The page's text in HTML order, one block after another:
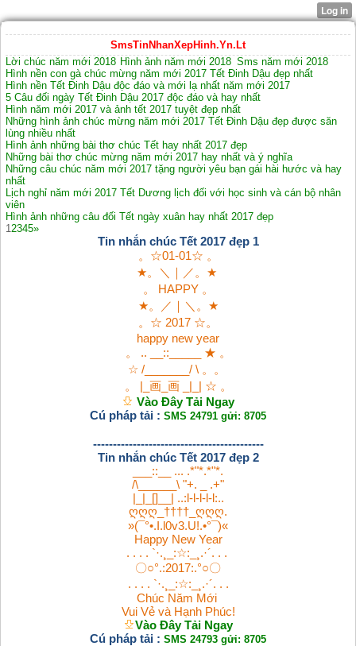
SmsTinNhanXepHinh.Yn.Lt
Lời chúc năm mới 2018 Hình ảnh năm mới 2018 Sms năm mới 2018
Hình nền con gà chúc mừng năm mới 2017 Tết Đinh Dậu đẹp nhất
Hình nền Tết Đinh Dậu độc đáo và mới lạ nhất năm mới 2017
5 Câu đối ngày Tết Đinh Dậu 2017 độc đáo và hay nhất
Hình năm mới 2017 và ảnh tết 2017 tuyệt đẹp nhất
Những hình ảnh chúc mừng năm mới 2017 Tết Đinh Dậu đẹp được săn
lùng nhiều nhất
Hình ảnh những bài thơ chúc Tết hay nhất 2017 đẹp
Những bài thơ chúc mừng năm mới 2017 hay nhất và ý nghĩa
Những câu chúc năm mới 2017 tặng người yêu bạn gái hài hước và hay
nhất
Lịch nghỉ năm mới 2017 Tết Dương lịch đối với học sinh và cán bộ nhân
viên
Hình ảnh những câu đối Tết ngày xuân hay nhất 2017 đẹp
12345»
Tin nhắn chúc Tết 2017 đẹp 1
。☆01-01☆ 。
★。＼｜／。★
。 HAPPY 。
★。／｜＼。★
。☆ 2017 ☆。
happy new year
。 .. __::_____ ★ 。
☆ /_______/ \ 。。
。 |_画_画 _|_| ☆ 。
Vào Đây Tải Ngay
Cú pháp tải : SMS 24791 gửi: 8705
-------------------------------------------
Tin nhắn chúc Tết 2017 đẹp 2
___::__ ... .*"*.*"*.
/\______\ "+. _ .+"
|_|_[]__| ..:l-l-l-l-l:..
ღღღ_††††_ღღღ.
»(¯°•.I.l0v3.U!.•°¯)«
Happy New Year
. . . . `·.¸_:☆:_¸.·´. . .
〇○°.:2017:.°○〇
. . . . `·.¸_:☆:_¸.·´. . .
Chúc Năm Mới
Vui Vẻ và Hạnh Phúc!
Vào Đây Tải Ngay
Cú pháp tải : SMS 24793 gửi: 8705